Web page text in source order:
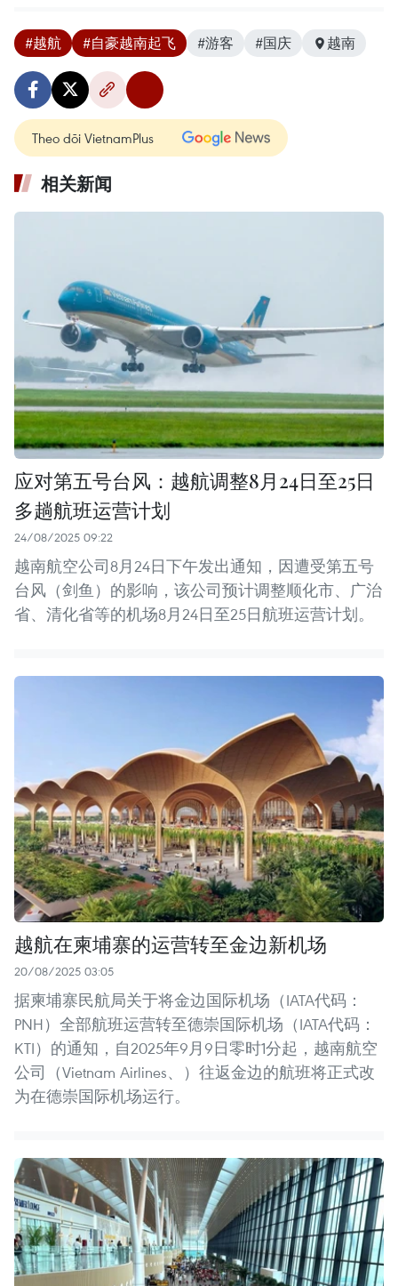
#越航 #自豪越南起飞 #游客 #国庆 越南
Theo dõi VietnamPlus
相关新闻
应对第五号台风：越航调整8月24日至25日
多趟航班运营计划
24/08/2025 09:22
越南航空公司8月24日下午发出通知，因遭受第五号
台风（剑鱼）的影响，该公司预计调整顺化市、广治
省、清化省等的机场8月24日至25日航班运营计划。
越航在柬埔寨的运营转至金边新机场
20/08/2025 03:05
据柬埔寨民航局关于将金边国际机场（IATA代码：
PNH）全部航班运营转至德崇国际机场（IATA代码：
KTI）的通知，自2025年9月9日零时1分起，越南航空
公司（Vietnam Airlines、）往返金边的航班将正式改
为在德崇国际机场运行。